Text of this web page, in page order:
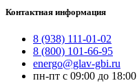
Контактная информация
8 (938) 111-01-02
8 (800) 101-66-95
energo@glav-gbi.ru
пн-пт с 09:00 до 18:00